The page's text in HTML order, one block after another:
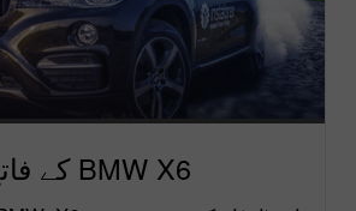
BMW X6 کے فاتح